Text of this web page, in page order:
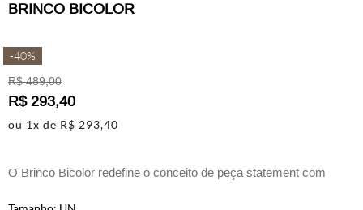
BRINCO BICOLOR
-40%
R$ 489,00
R$ 293,40
ou 1x de R$ 293,40
O Brinco Bicolor redefine o conceito de peça statement com